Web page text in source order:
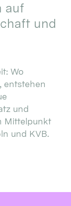
auf
und
Wo
entstehen
und
Mittelpunkt
und KVB.